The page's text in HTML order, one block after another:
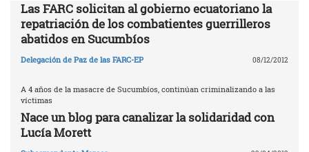
Las FARC solicitan al gobierno ecuatoriano la
repatriación de los combatientes guerrilleros
abatidos en Sucumbíos
Delegación de Paz de las FARC-EP 08/12/2012
A 4 años de la masacre de Sucumbíos, continúan criminalizando a las
víctimas
Nace un blog para canalizar la solidaridad con
Lucía Morett